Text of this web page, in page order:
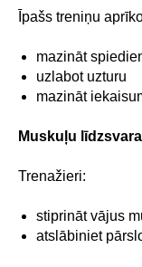
Īpašs treniņu
mazināt
uzlabot uzturu
mazināt
Muskuļu
Trenažieri:
stiprināt vājus
atslābiniet